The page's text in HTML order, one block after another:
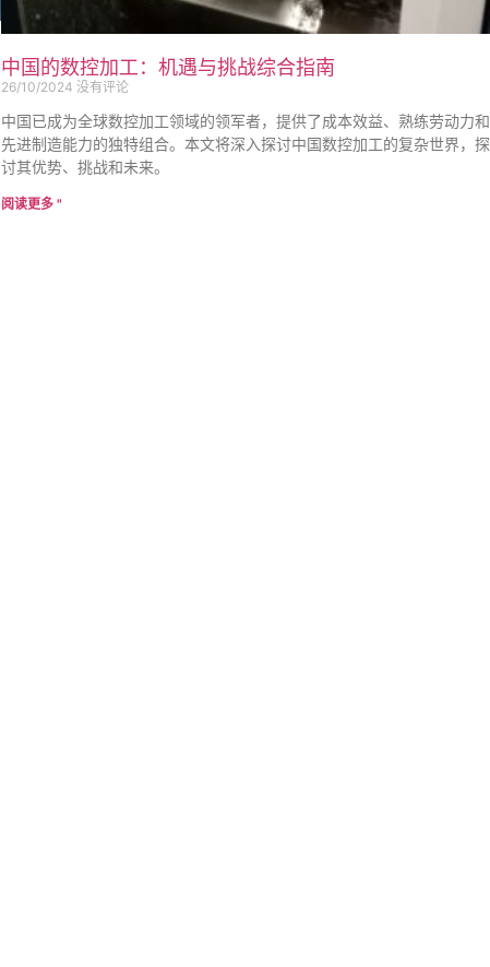
中国的数控加工：机遇与挑战综合指南
26/10/2024 没有评论
中国已成为全球数控加工领域的领军者，提供了成本效益、熟练劳动力和
先进制造能力的独特组合。本文将深入探讨中国数控加工的复杂世界，探
讨其优势、挑战和未来。
阅读更多 "